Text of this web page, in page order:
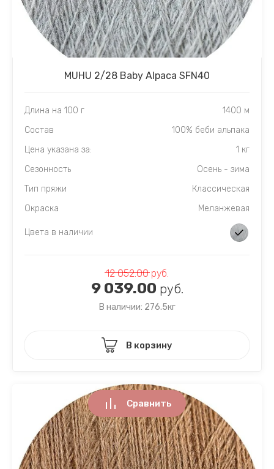
MUHU 2/28 Baby Alpaca SFN40
Длина на 100 г
1400 м
Состав
100% беби альпака
Цена указана за:
1 кг
Сезонность
Осень - зима
Тип пряжи
Классическая
Окраска
Меланжевая
Цвета в наличии
12 052.00руб.
9 039.00 руб.
В наличии: 276.5кг
В корзину
Сравнить